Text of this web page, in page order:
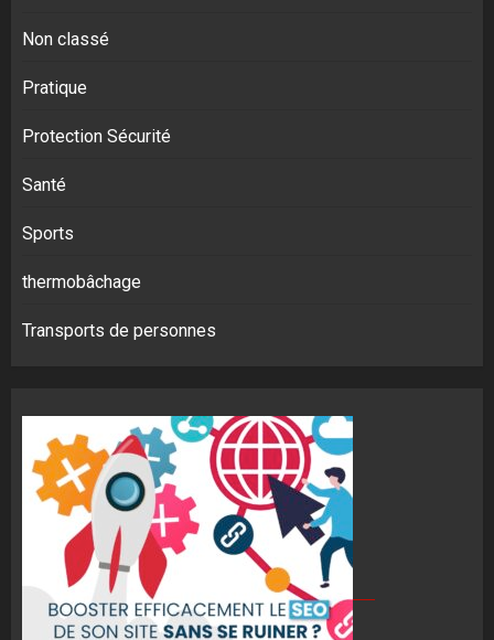
Non classé
Pratique
Protection Sécurité
Santé
Sports
thermobâchage
Transports de personnes